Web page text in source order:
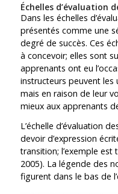
Échelles d’évaluation
Dans les échelles
présentés comme une
degré de succès. Ces
à concevoir; elles sont
apprenants ont eu
instructeurs peuvent les
mais en raison de leur
mieux aux apprenants
L’échelle d’évaluation
devoir d’expression
transition; l’exemple
2005). La légende des
figurent dans le bas de